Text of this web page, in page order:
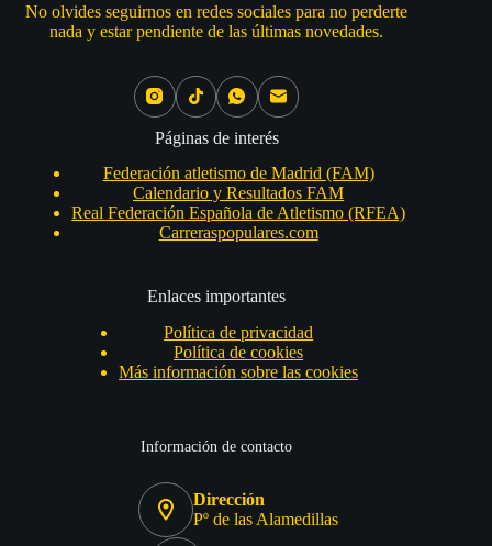
No olvides seguirnos en redes sociales para no perderte
nada y estar pendiente de las últimas novedades.
Páginas de interés
Federación atletismo de Madrid (FAM)
Calendario y Resultados FAM
Real Federación Española de Atletismo (RFEA)
Carreraspopulares.com
Enlaces importantes
Política de privacidad
Política de cookies
Más información sobre las cookies
Información de contacto
Dirección
Pº de las Alamedillas